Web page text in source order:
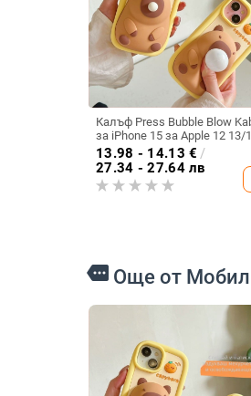
Калъф Press Bubble Blow
за iPhone 15 за Apple 12 13/
Max, устойчив на изпускане
13.98 - 14.13 € /
27.34 - 27.64 лв
more Още от